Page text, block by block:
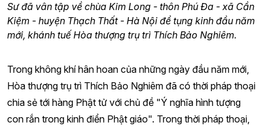
Sư đã vân tập về chùa Kim Long - thôn Phú Đa - xã Cần
Kiệm - huyện Thạch Thất - Hà Nội để tụng kinh đầu năm
mới, khánh tuế Hòa thượng trụ trì Thích Bảo Nghiêm.
Trong không khí hân hoan của những ngày đầu năm mới,
Hòa thượng trụ trì Thích Bảo Nghiêm đã có thời pháp thoại
chia sẻ tới hàng Phật tử với chủ đề "Ý nghĩa hình tượng
con rắn trong kinh điển Phật giáo". Trong thời pháp thoại,